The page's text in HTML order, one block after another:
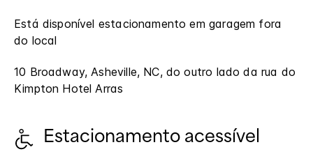
Está disponível estacionamento em garagem fora
do local
10 Broadway, Asheville, NC, do outro lado da rua do
Kimpton Hotel Arras
Estacionamento acessível